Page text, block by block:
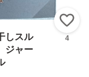
しスル
ャー
4